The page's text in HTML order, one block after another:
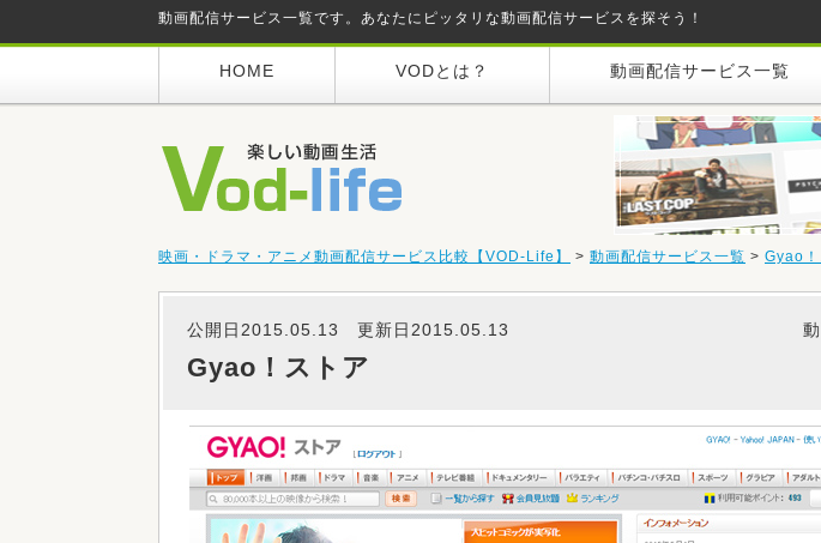
動画配信サービス一覧です。あなたにピッタリな動画配信サービスを探そう！
HOME VODとは？ 動画配信サービス一覧
映画・ドラマ・アニメ動画配信サービス比較【VOD-Life】 > 動画配信サービス一覧 > Gyao！
公開日2015.05.13 更新日2015.05.13
Gyao！ストア